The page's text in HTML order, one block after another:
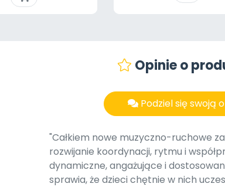
Opinie o
Podziel się swoją
"Całkiem nowe muzyczno-ruchowe
rozwijanie koordynacji, rytmu i
dynamiczne, angażujące i
sprawia, że dzieci chętnie w nich